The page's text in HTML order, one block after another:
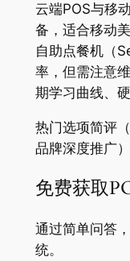
云端POS与移
备，适合移动
自助点餐机（
率，但需注意
期学习曲线、
热门选项简评
品牌深度推广）
免费获取
通过简单问答
统。